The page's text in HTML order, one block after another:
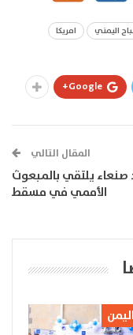
اليمني
امريكا
Google+
المقال التالي
صنعاء يلتقي بالمبعوث
الأممي في مسقط